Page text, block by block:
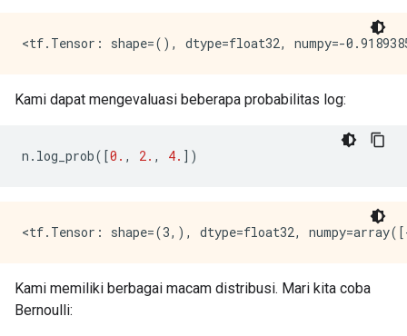
Kami dapat mengevaluasi beberapa probabilitas log:
n . log_prob([0. , 2. , 4. ])
Kami memiliki berbagai macam distribusi. Mari kita coba
Bernoulli: